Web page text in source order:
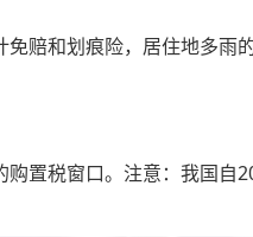
赔和划痕险，居住地多雨
置税窗口。注意：我国自